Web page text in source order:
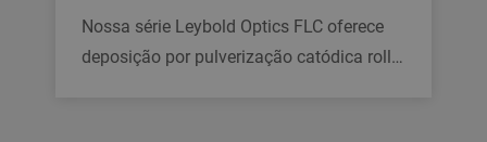
Nossa série Leybold Optics FLC oferece
deposição por pulverização catódica roll